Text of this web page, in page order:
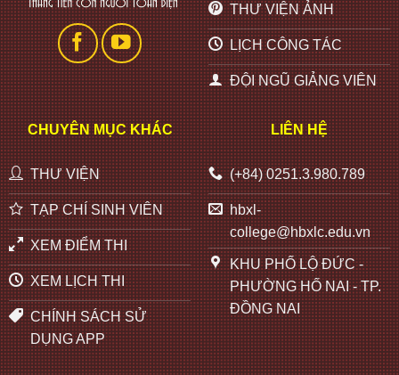
THƯ VIỆN ẢNH
LỊCH CÔNG TÁC
ĐỘI NGŨ GIẢNG VIÊN
CHUYÊN MỤC KHÁC
THƯ VIỆN
TẠP CHÍ SINH VIÊN
XEM ĐIỂM THI
XEM LỊCH THI
CHÍNH SÁCH SỬ
DỤNG APP
LIÊN HỆ
(+84) 0251.3.980.789
hbxl-
college@hbxlc.edu.vn
KHU PHỐ LỘ ĐỨC -
PHƯỜNG HỐ NAI - TP.
ĐỒNG NAI